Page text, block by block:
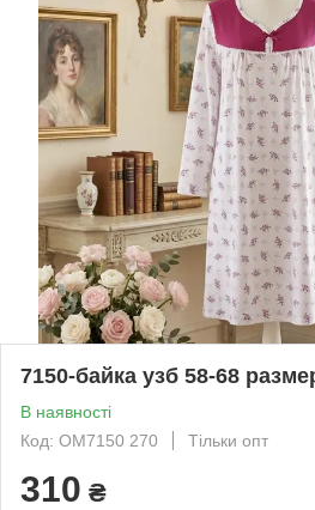
7150-байка узб 58-68
В наявності
Код: OM7150 270
Тільки опт
310 ₴